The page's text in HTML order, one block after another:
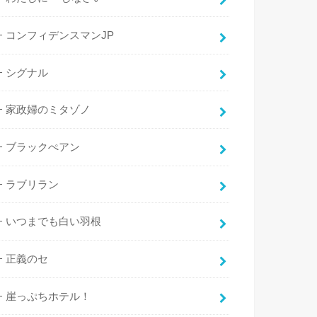
コンフィデンスマンJP
シグナル
家政婦のミタゾノ
ブラックぺアン
ラブリラン
いつまでも白い羽根
正義のセ
崖っぷちホテル！